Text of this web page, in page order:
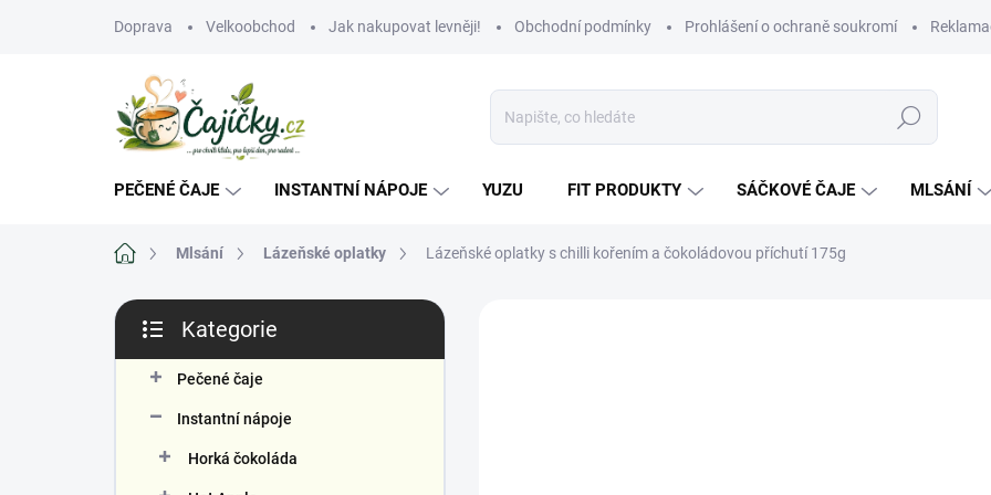
Doprava Velkoobchod Jak nakupovat levněji! Obchodní podmínky Prohlášení o ochraně soukromí
Hledat
PEČENÉ ČAJE INSTANTNÍ NÁPOJE YUZU FIT PRODUKTY SÁČKOVÉ ČAJE MLSÁNÍ
Domů Mlsání Lázeňské oplatky Lázeňské oplatky s chilli kořením a čokoládovou příchutí 175g
P
s
kategorie
Kategorie
Pečené čaje
Instantní nápoje
Horká čokoláda